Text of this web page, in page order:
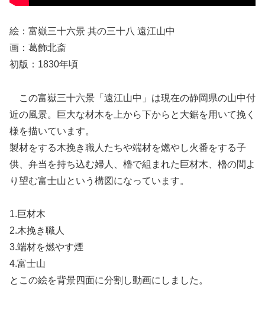
絵：富嶽三十六景 其の三十八 遠江山中
画：葛飾北斎
初版：1830年頃
この富嶽三十六景「遠江山中」は現在の静岡県の山中付
近の風景。巨大な材木を上から下からと大鋸を用いて挽く
様を描いています。
製材をする木挽き職人たちや端材を燃やし火番をする子
供、弁当を持ち込む婦人、櫓で組まれた巨材木、櫓の間よ
り望む富士山という構図になっています。
1.巨材木
2.木挽き職人
3.端材を燃やす煙
4.富士山
とこの絵を背景四面に分割し動画にしました。